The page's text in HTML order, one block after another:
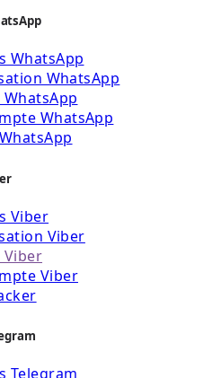
WhatsApp
WhatsApp
WhatsApp
Viber
Viber
Viber
Viber
Telegram